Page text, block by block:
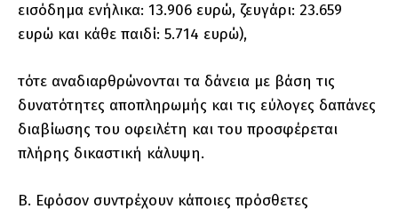
εισόδημα ενήλικα: 13.906 ευρώ, ζευγάρι: 23.659
ευρώ και κάθε παιδί: 5.714 ευρώ),
τότε αναδιαρθρώνονται τα δάνεια με βάση τις
δυνατότητες αποπληρωμής και τις εύλογες δαπάνες
διαβίωσης του οφειλέτη και του προσφέρεται
πλήρης δικαστική κάλυψη.
Β. Εφόσον συντρέχουν κάποιες πρόσθετες